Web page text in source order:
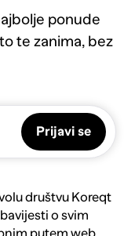
ponude
te zanima, bez
Prijavi se
društvu Koreqt
o svim